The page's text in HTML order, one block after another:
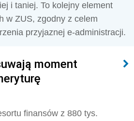
i taniej. To kolejny element
w ZUS, zgodny z celem
przyjaznej e-administracji.
moment
finansów z 880 tys.